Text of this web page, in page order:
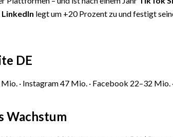
LinkedIn legt um +20 Prozent zu und festigt
DE
· Instagram 47 Mio. · Facebook 22–32 Mio.
Wachstum